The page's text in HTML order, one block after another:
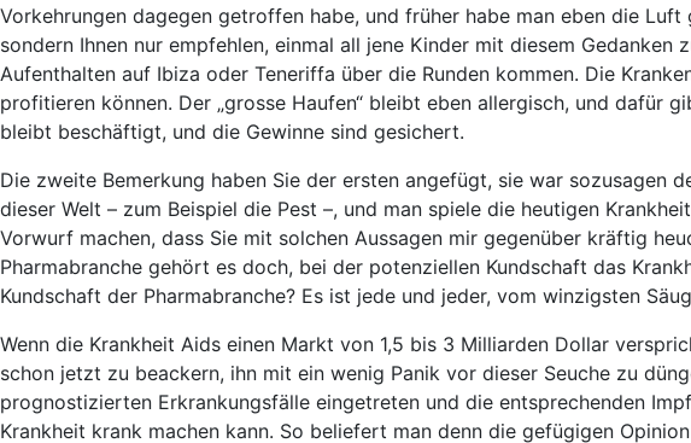
Vorkehrungen dagegen getroffen habe, und früher habe man eben die
sondern Ihnen nur empfehlen, einmal all jene Kinder mit diesem
Aufenthalten auf Ibiza oder Teneriffa über die Runden kommen. Die
profitieren können. Der „grosse Haufen“ bleibt eben allergisch, und dafür
bleibt beschäftigt, und die Gewinne sind gesichert.
Die zweite Bemerkung haben Sie der ersten angefügt, sie war sozusagen
dieser Welt – zum Beispiel die Pest –, und man spiele die heutigen
Vorwurf machen, dass Sie mit solchen Aussagen mir gegenüber kräftig
Pharmabranche gehört es doch, bei der potenziellen Kundschaft das
Kundschaft der Pharmabranche? Es ist jede und jeder, vom winzigsten
Wenn die Krankheit Aids einen Markt von 1,5 bis 3 Milliarden Dollar
schon jetzt zu beackern, ihn mit ein wenig Panik vor dieser Seuche zu
prognostizierten Erkrankungsfälle eingetreten und die entsprechenden
Krankheit krank machen kann. So beliefert man denn die gefügigen